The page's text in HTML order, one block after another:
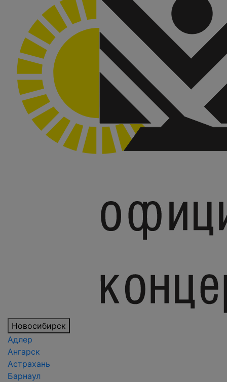
Новосибирск
Адлер
Ангарск
Астрахань
Барнаул